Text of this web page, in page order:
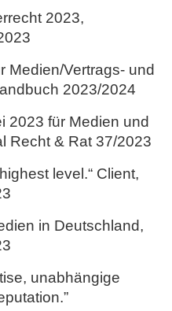
2023,
Medien/Vertrags- und
2023/2024
2023 für Medien und
Recht & Rat 37/2023
level.“ Client,
in Deutschland,
unabhängige